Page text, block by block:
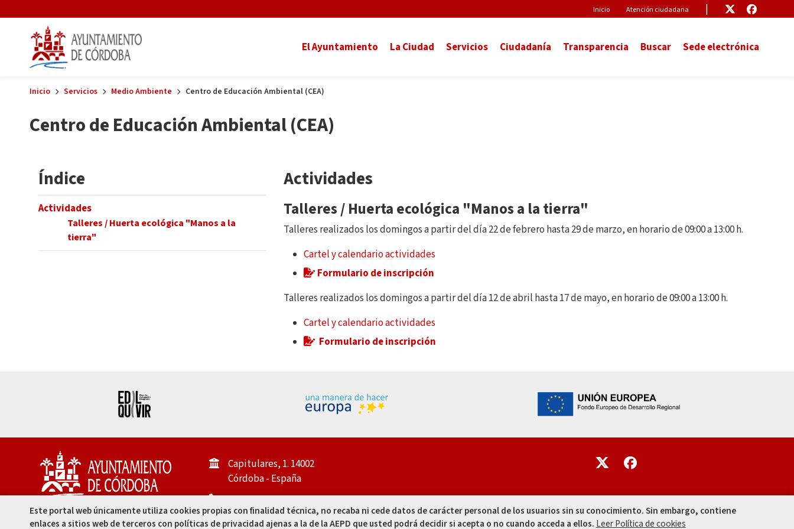
Pre-Header
Inicio Atención ciudadana EnlaceEnlace
El Ayuntamiento La Ciudad Servicios Ciudadanía Transparencia Buscar Sede electrónica
Inicio Servicios Medio Ambiente Centro de Educación Ambiental (CEA)
Centro de Educación Ambiental (CEA)
Índice
Actividades
Talleres / Huerta ecológica "Manos a la
tierra"
Actividades
Talleres / Huerta ecológica "Manos a la tierra"
Talleres realizados los domingos a partir del día 22 de febrero hasta 29 de marzo, en horario de 09:00 a 13:00 h.
Cartel y calendario actividades
Formulario de inscripción
Talleres realizados los domingos a partir del día 12 de abril hasta 17 de mayo, en horario de 09:00 a 13:00 h.
Cartel y calendario actividades
Formulario de inscripción
Capitulares, 1. 14002
Córdoba - España
957 49 99 00
957 47 80 50
Este portal web únicamente utiliza cookies propias con finalidad técnica, no recaba ni cede datos de carácter personal de los usuarios sin su conocimiento. Sin embargo, contiene
enlaces a sitios web de terceros con políticas de privacidad ajenas a la de la AEPD que usted podrá decidir si acepta o no cuando acceda a ellos. Leer Política de cookies